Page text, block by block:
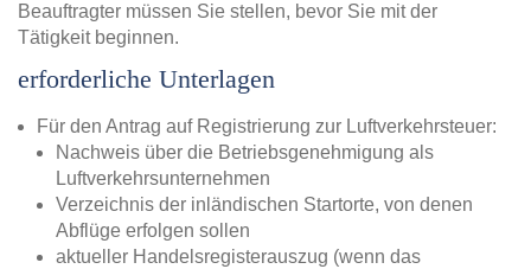
Beauftragter müssen Sie stellen, bevor Sie mit der
Tätigkeit beginnen.
erforderliche Unterlagen
Für den Antrag auf Registrierung zur Luftverkehrsteuer:
Nachweis über die Betriebsgenehmigung als
Luftverkehrsunternehmen
Verzeichnis der inländischen Startorte, von denen
Abflüge erfolgen sollen
aktueller Handelsregisterauszug (wenn das